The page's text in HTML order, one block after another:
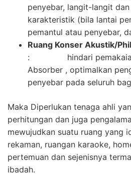
penyebar, langit-langit
karakteristik (bila lantai
pemantul atau penyebar,
Ruang Konser Akustik/
: hindari pemakaian
Absorber , optimalkan
penyebar pada seluruh
Maka Diperlukan tenaga ahli
perhitungan dan juga
mewujudkan suatu ruang yang
rekaman, ruangan karaoke,
pertemuan dan sejenisnya
ibadah.